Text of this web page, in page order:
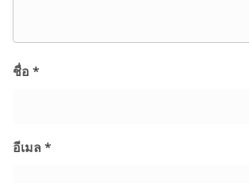
ชื่อ *
อีเมล *